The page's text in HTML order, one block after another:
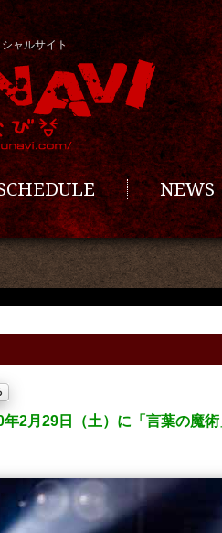
ャルサイト
NEWS
年2月29日（土）に「言葉の魔